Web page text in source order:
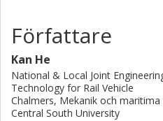
the two wake symmetries
symmetrization is attributed to
notchback region, forcing the
rear roof to attach to the slant
Författare
Kan He
National & Local Joint
Technology for Rail Vehicle
Chalmers, Mekanik och
Central South University